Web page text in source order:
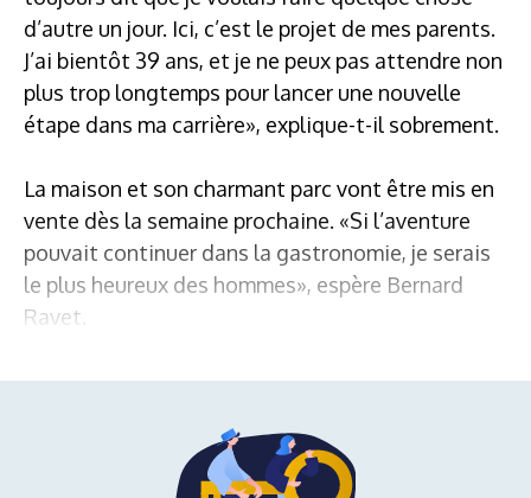
d’autre un jour. Ici, c’est le projet de mes parents.
J’ai bientôt 39 ans, et je ne peux pas attendre non
plus trop longtemps pour lancer une nouvelle
étape dans ma carrière», explique-t-il sobrement.
La maison et son charmant parc vont être mis en
vente dès la semaine prochaine. «Si l’aventure
pouvait continuer dans la gastronomie, je serais
le plus heureux des hommes», espère Bernard
Ravet.